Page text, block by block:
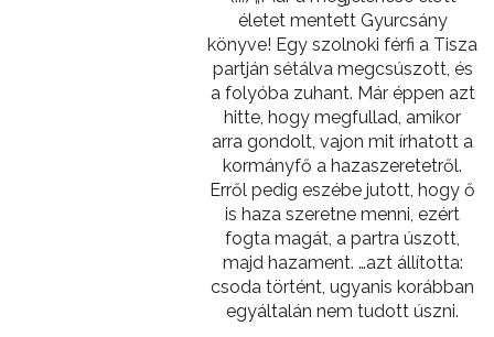
életet mentett Gyurcsány
könyve! Egy szolnoki férfi a Tisza
partján sétálva megcsúszott, és
a folyóba zuhant. Már éppen azt
hitte, hogy megfullad, amikor
arra gondolt, vajon mit írhatott a
kormányfő a hazaszeretetről.
Erről pedig eszébe jutott, hogy ő
is haza szeretne menni, ezért
fogta magát, a partra úszott,
majd hazament. …azt állította:
csoda történt, ugyanis korábban
egyáltalán nem tudott úszni.